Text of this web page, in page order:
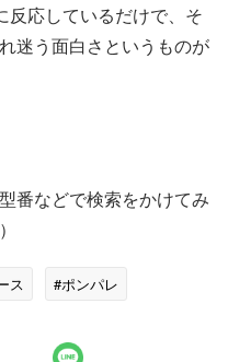
反応しているだけで、そ
迷う面白さというものが
番などで検索をかけてみ
ス #ポンパレ